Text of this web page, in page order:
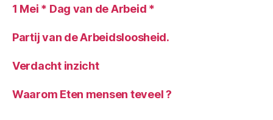
1 Mei * Dag van de Arbeid *
Partij van de Arbeidsloosheid.
Verdacht inzicht
Waarom Eten mensen teveel ?